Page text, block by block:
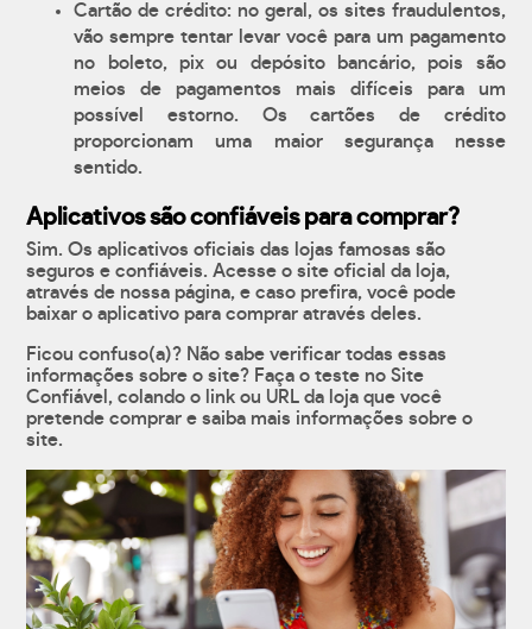
Cartão de crédito: no geral, os sites fraudulentos,
vão sempre tentar levar você para um pagamento
no boleto, pix ou depósito bancário, pois são
meios de pagamentos mais difíceis para um
possível estorno. Os cartões de crédito
proporcionam uma maior segurança nesse
sentido.
Aplicativos são confiáveis para comprar?
Sim. Os aplicativos oficiais das lojas famosas são
seguros e confiáveis. Acesse o site oficial da loja,
através de nossa página, e caso prefira, você pode
baixar o aplicativo para comprar através deles.
Ficou confuso(a)? Não sabe verificar todas essas
informações sobre o site? Faça o teste no Site
Confiável, colando o link ou URL da loja que você
pretende comprar e saiba mais informações sobre o
site.